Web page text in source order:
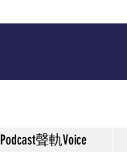
Podcast聲軌Voice